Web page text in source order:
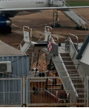
como
mbya sea
en el
mbya y a
cueste.
que no haya